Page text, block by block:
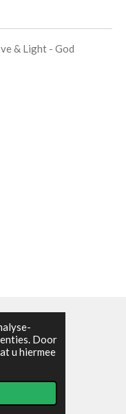
Door
u hiermee
& Light - God